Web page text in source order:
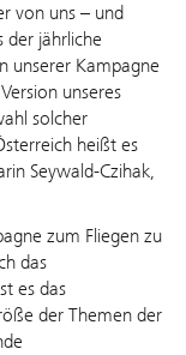
von uns – und
der jährliche
unserer Kampagne
unseres
solcher
heißt es
Seywald-Czihak,
zum Fliegen zu
das
es das
der Themen der